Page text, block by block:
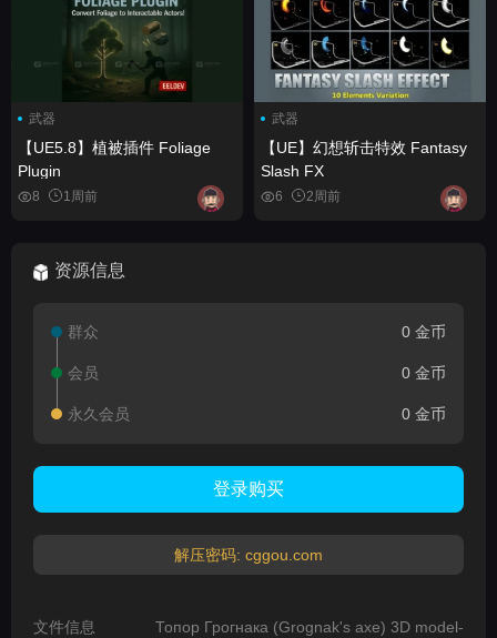
武器
【UE5.8】植被插件 Foliage
Plugin
8 1周前
武器
【UE】幻想斩击特效 Fantasy
Slash FX
6 2周前
资源信息
群众 0 金币
会员 0 金币
永久会员 0 金币
登录购买
解压密码: cggou.com
文件信息
Топор Грогнака (Grognak's axe) 3D model-